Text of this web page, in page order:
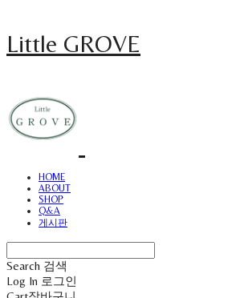
Little GROVE
HOME
ABOUT
SHOP
Q&A
게시판
Search 검색
Log In 로그인